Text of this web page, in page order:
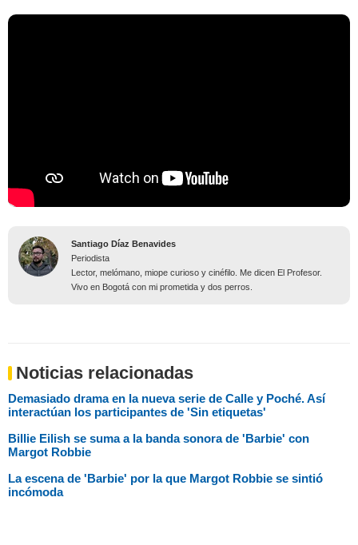
Santiago Díaz Benavides
Periodista
Lector, melómano, miope curioso y cinéfilo. Me dicen El Profesor.
Vivo en Bogotá con mi prometida y dos perros.
Noticias relacionadas
Demasiado drama en la nueva serie de Calle y Poché. Así
interactúan los participantes de 'Sin etiquetas'
Billie Eilish se suma a la banda sonora de 'Barbie' con
Margot Robbie
La escena de 'Barbie' por la que Margot Robbie se sintió
incómoda